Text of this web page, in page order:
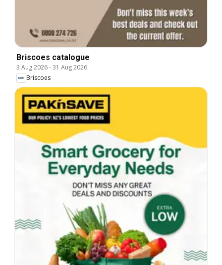
Briscoes catalogue
3 Aug 2026-31 Aug 2026
Briscoes